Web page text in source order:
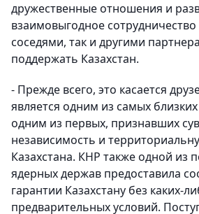
дружественные отношения и
взаимовыгодное
соседями, так и другими
поддержать Казахстан.
- Прежде всего, это касается
является одним из самых
одним из первых, признавших
независимость и
Казахстана. КНР также одной из
ядерных держав предоставила
гарантии Казахстану без каких-
предварительных условий.